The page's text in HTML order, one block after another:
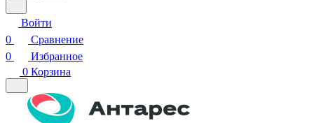
Войти
0
Сравнение
0
Избранное
0 Корзина